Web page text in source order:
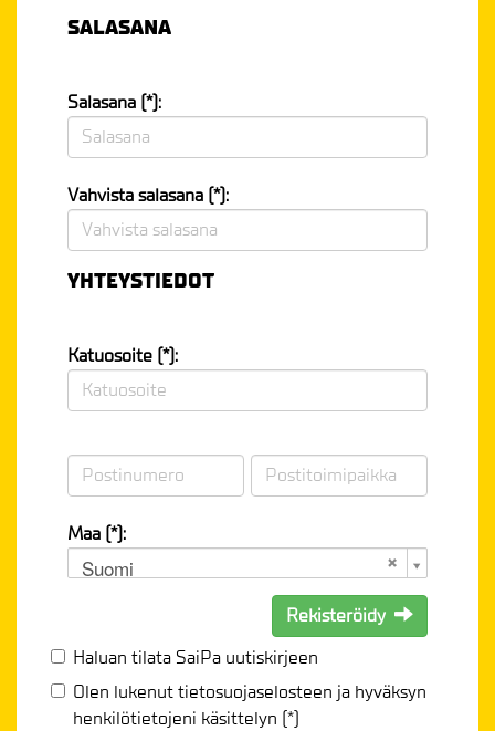
SALASANA
Salasana (*):
Vahvista salasana (*):
YHTEYSTIEDOT
Katuosoite (*):
Maa (*):
Suomi
Rekisteröidy
Haluan tilata SaiPa uutiskirjeen
Olen lukenuttietosuojaselosteen ja hyväksyn
henkilötietojeni käsittelyn (*)